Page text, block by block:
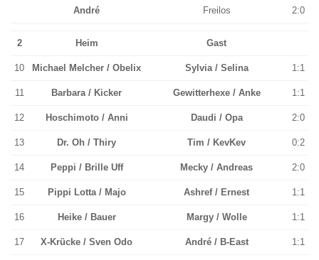
André Freilos 2:0
2 Heim Gast
10 Michael Melcher / Obelix Sylvia / Selina 1:1
11 Barbara / Kicker Gewitterhexe / Anke 1:1
12 Hoschimoto / Anni Daudi / Opa 2:0
13 Dr. Oh / Thiry Tim / KevKev 0:2
14 Peppi / Brille Uff Mecky / Andreas 2:0
15 Pippi Lotta / Majo Ashref / Ernest 1:1
16 Heike / Bauer Margy / Wolle 1:1
17 X-Krücke / Sven Odo André / B-East 1:1